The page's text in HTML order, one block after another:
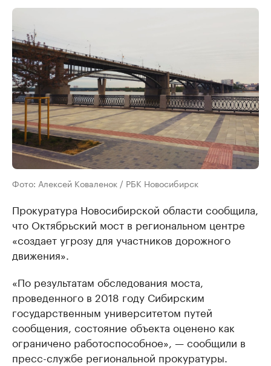
Фото: Алексей Коваленок / РБК Новосибирск
Прокуратура Новосибирской области сообщила,
что Октябрьский мост в региональном центре
«создает угрозу для участников дорожного
движения».
«По результатам обследования моста,
проведенного в 2018 году Сибирским
государственным университетом путей
сообщения, состояние объекта оценено как
ограничено работоспособное», — сообщили в
пресс-службе региональной прокуратуры.